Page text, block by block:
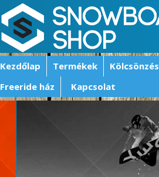
Kezdőlap Termékek Kölcsönzés
Freeride ház
Kapcsolat